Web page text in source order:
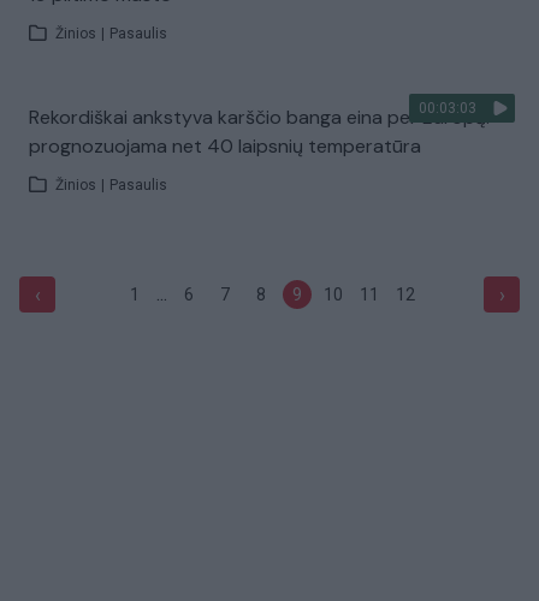
Žinios Pasaulis
00:03:03
Rekordiškai ankstyva karščio banga eina per Europą:
prognozuojama net 40 laipsnių temperatūra
Žinios Pasaulis
‹ 1 ... 6 7 8 9 10 11 12 ›